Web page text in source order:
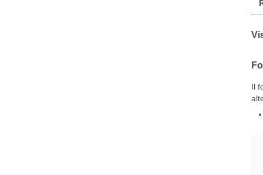
Il